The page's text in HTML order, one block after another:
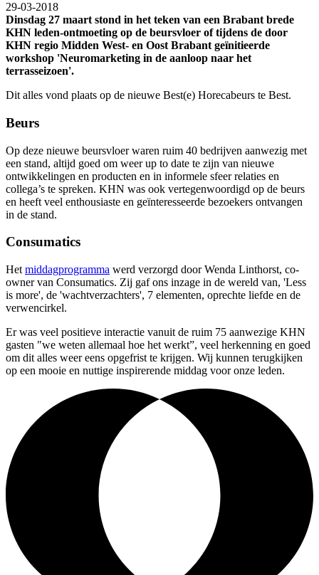
29-03-2018
Dinsdag 27 maart stond in het teken van een Brabant brede
KHN leden-ontmoeting op de beursvloer of tijdens de door
KHN regio Midden West- en Oost Brabant geïnitieerde
workshop 'Neuromarketing in de aanloop naar het
terrasseizoen'.
Dit alles vond plaats op de nieuwe Best(e) Horecabeurs te Best.
Beurs
Op deze nieuwe beursvloer waren ruim 40 bedrijven aanwezig met
een stand, altijd goed om weer up to date te zijn van nieuwe
ontwikkelingen en producten en in informele sfeer relaties en
collega’s te spreken. KHN was ook vertegenwoordigd op de beurs
en heeft veel enthousiaste en geïnteresseerde bezoekers ontvangen
in de stand.
Consumatics
Het middagprogramma werd verzorgd door Wenda Linthorst, co-
owner van Consumatics. Zij gaf ons inzage in de wereld van, 'Less
is more', de 'wachtverzachters', 7 elementen, oprechte liefde en de
verwencirkel.
Er was veel positieve interactie vanuit de ruim 75 aanwezige KHN
gasten "we weten allemaal hoe het werkt”, veel herkenning en goed
om dit alles weer eens opgefrist te krijgen. Wij kunnen terugkijken
op een mooie en nuttige inspirerende middag voor onze leden.